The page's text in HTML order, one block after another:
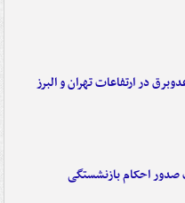
در ارتفاعات تهران و البرز
صدور احکام بازنشستگی